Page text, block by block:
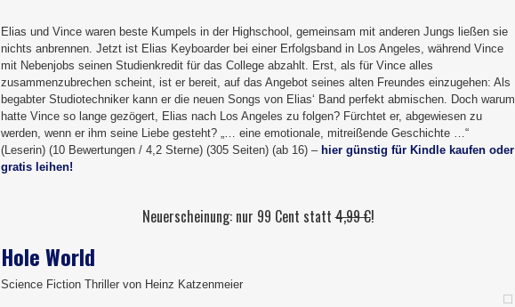
Elias und Vince waren beste Kumpels in der Highschool, gemeinsam mit anderen Jungs ließen sie
nichts anbrennen. Jetzt ist Elias Keyboarder bei einer Erfolgsband in Los Angeles, während Vince
mit Nebenjobs seinen Studienkredit für das College abzahlt. Erst, als für Vince alles
zusammenzubrechen scheint, ist er bereit, auf das Angebot seines alten Freundes einzugehen: Als
begabter Studiotechniker kann er die neuen Songs von Elias‘ Band perfekt abmischen. Doch warum
hatte Vince so lange gezögert, Elias nach Los Angeles zu folgen? Fürchtet er, abgewiesen zu
werden, wenn er ihm seine Liebe gesteht? „… eine emotionale, mitreißende Geschichte …“
(Leserin) (10 Bewertungen / 4,2 Sterne) (305 Seiten) (ab 16) – hier günstig für Kindle kaufen oder
gratis leihen!
Neuerscheinung: nur 99 Cent statt4,99 €!
Hole World
Science Fiction Thriller von Heinz Katzenmeier